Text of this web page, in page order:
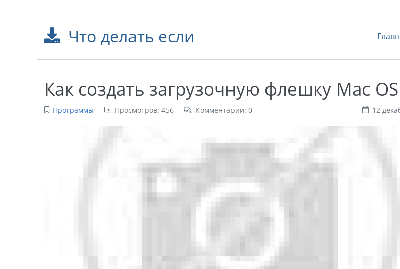
Что делать если
Как создать загрузочную флешку Mac OS
Программы Просмотров: 456 Комментарии: 0 12